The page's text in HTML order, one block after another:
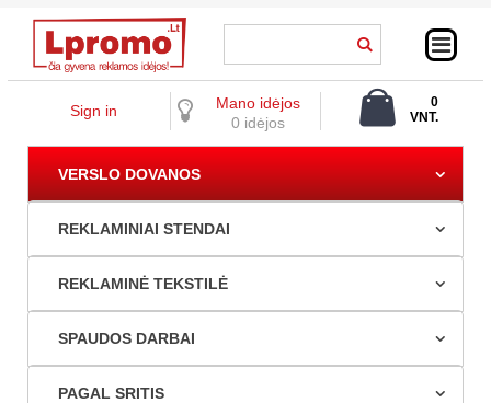
Sign in
Mano idėjos
0 idėjos
0
VNT.
VERSLO DOVANOS
REKLAMINIAI STENDAI
REKLAMINĖ TEKSTILĖ
SPAUDOS DARBAI
PAGAL SRITIS